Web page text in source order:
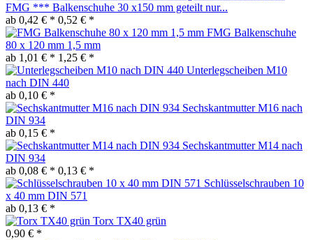
FMG *** Balkenschuhe 30 x150 mm geteilt nur...
ab 0,42 € * 0,52 € *
FMG Balkenschuhe
80 x 120 mm 1,5 mm
ab 1,01 € * 1,25 € *
Unterlegscheiben M10
nach DIN 440
ab 0,10 € *
Sechskantmutter M16 nach
DIN 934
ab 0,15 € *
Sechskantmutter M14 nach
DIN 934
ab 0,08 € * 0,13 € *
Schlüsselschrauben 10
x 40 mm DIN 571
ab 0,13 € *
Torx TX40 grün
0,90 € *